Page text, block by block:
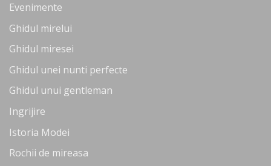
Evenimente
Ghidul mirelui
Ghidul miresei
Ghidul unei nunti perfecte
Ghidul unui gentleman
Ingrijire
Istoria Modei
Rochii de mireasa